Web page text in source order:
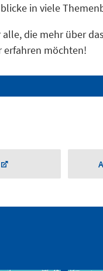
in viele
alle, die mehr über
erfahren möchten!